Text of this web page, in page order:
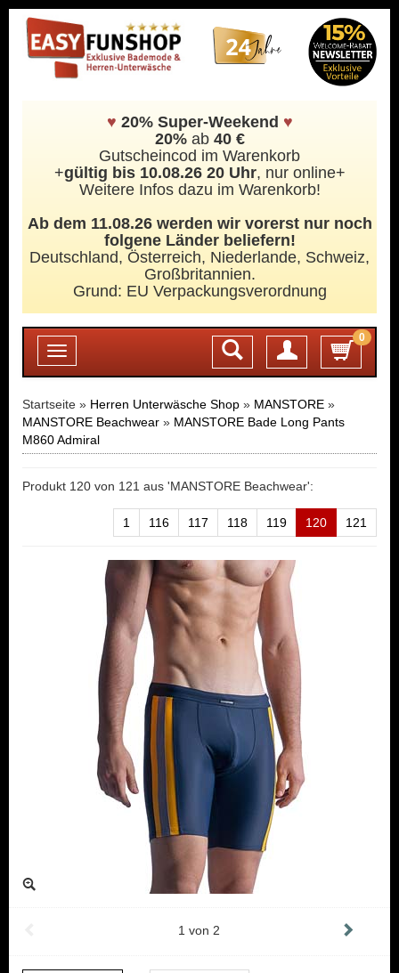
♥ 20% Super-Weekend ♥
20%ab 40 €
Gutscheincod im Warenkorb
+gültig bis 10.08.26 20 Uhr, nur online+
Weitere Infos dazu im Warenkorb!
Ab dem 11.08.26 werden wir vorerst nur noch
folgene Länder beliefern!
Deutschland, Österreich, Niederlande, Schweiz,
Großbritannien.
Grund: EU Verpackungsverordnung
Toggle
navigation
0
Login
Startseite » Herren Unterwäsche Shop » MANSTORE »
MANSTORE Beachwear » MANSTORE Bade Long Pants
M860 Admiral
Produkt 120 von 121 aus 'MANSTORE Beachwear':
1 116 117 118 119 120 121
1 von 2